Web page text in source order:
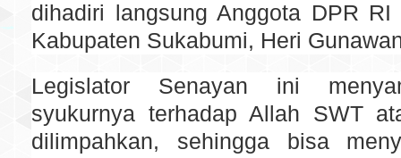
dihadiri langsung Anggota DPR
Kabupaten Sukabumi, Heri
Legislator Senayan ini
syukurnya terhadap Allah SWT
dilimpahkan, sehingga bisa